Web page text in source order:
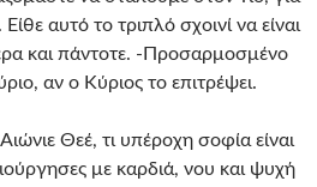
αυτό το τριπλό σχοινί να είναι
και πάντοτε. -Προσαρμοσμένο
αν ο Κύριος το επιτρέψει.
Αιώνιε Θεέ, τι υπέροχη σοφία είναι
με καρδιά, νου και ψυχή